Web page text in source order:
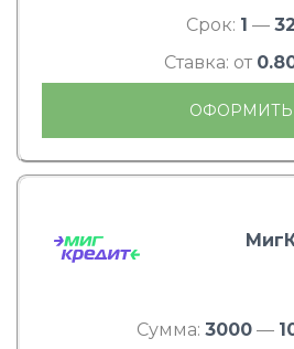
Срок: 1 — 32
Ставка: от
ОФОРМИТЬ
Сумма: 3000—